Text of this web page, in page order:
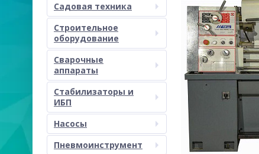
Садовая техника
Строительное
оборудование
Сварочные
аппараты
Стабилизаторы и
ИБП
Насосы
Пневмоинструмент